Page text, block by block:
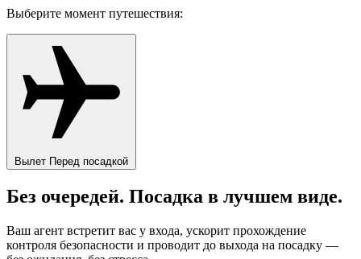
Выберите момент путешествия:
Вылет Перед посадкой
Без очередей. Посадка в лучшем виде.
Ваш агент встретит вас у входа, ускорит прохождение
контроля безопасности и проводит до выхода на посадку —